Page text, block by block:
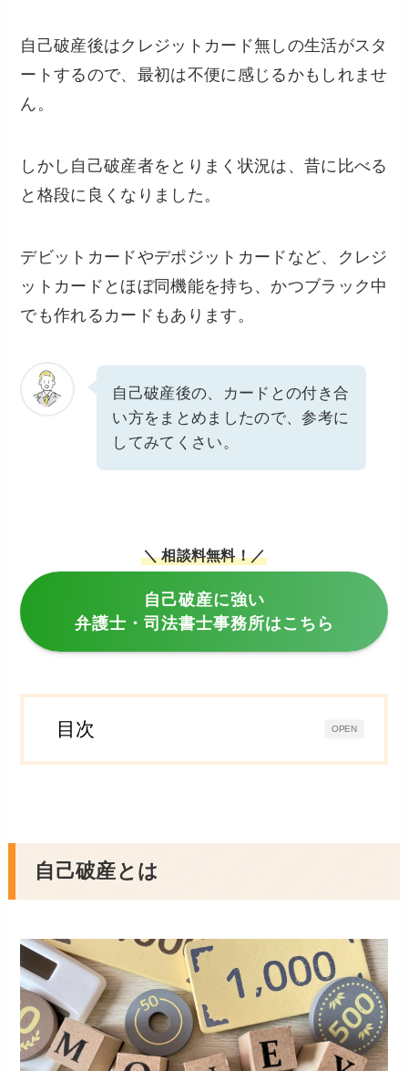
自己破産後はクレジットカード無しの生活がスタ
ートするので、最初は不便に感じるかもしれませ
ん。
しかし自己破産者をとりまく状況は、昔に比べる
と格段に良くなりました。
デビットカードやデポジットカードなど、クレジ
ットカードとほぼ同機能を持ち、かつブラック中
でも作れるカードもあります。
自己破産後の、カードとの付き合
い方をまとめましたので、参考に
してみてくさい。
＼ 相談料無料！／
自己破産に強い
弁護士・司法書士事務所はこちら
OPEN
目次
自己破産とは